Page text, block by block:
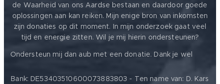
de Waarheid van ons Aardse bestaan en daardoor goede
oplossingen aan kan reiken. Mijn enige bron van inkomsten
zijn donaties op dit moment. In mijn onderzoek gaat veel
tijd en energie zitten. Wil je mij hierin ondersteunen?
Ondersteun mij dan aub met een donatie. Dank je wel
Bank: DE53403510600073883803 - Ten name van: D. Kars